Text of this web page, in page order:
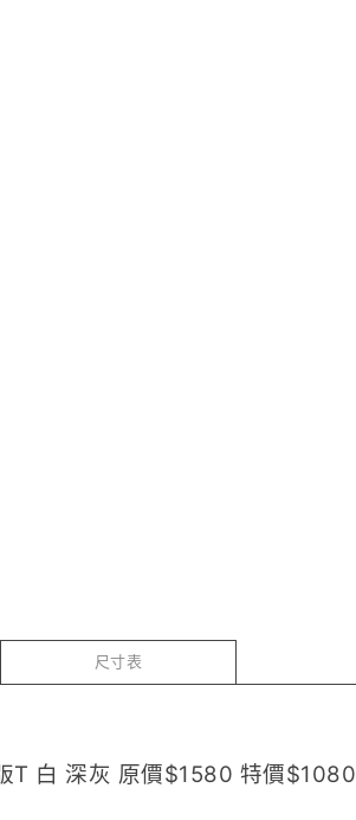
尺寸表
T 白 深灰 原價$1580 特價$1080